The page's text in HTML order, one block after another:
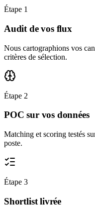
Étape 1
Audit de vos flux
Nous cartographions vos
critères de sélection.
Étape 2
POC sur vos données
Matching et scoring testés
poste.
Étape 3
Shortlist livrée